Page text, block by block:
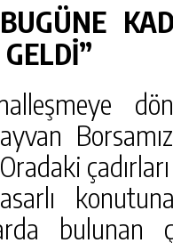
bulunan